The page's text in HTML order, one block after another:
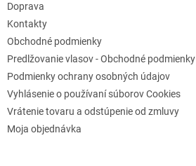
Doprava
Kontakty
Obchodné podmienky
Predlžovanie vlasov - Obchodné podmienky
Podmienky ochrany osobných údajov
Vyhlásenie o používaní súborov Cookies
Vrátenie tovaru a odstúpenie od zmluvy
Moja objednávka